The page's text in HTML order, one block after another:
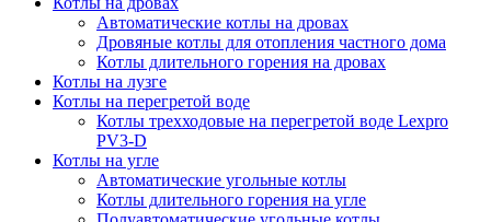
Автоматические котлы на дровах
Дровяные котлы для отопления частного дома
Котлы длительного горения на дровах
Котлы на лузге
Котлы на перегретой воде
Котлы трехходовые на перегретой воде Lexpro
PV3-D
Котлы на угле
Автоматические угольные котлы
Котлы длительного горения на угле